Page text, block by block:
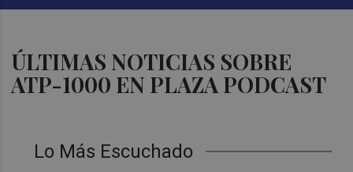
ÚLTIMAS NOTICIAS SOBRE
ATP-1000 EN PLAZA PODCAST
Lo Más Escuchado